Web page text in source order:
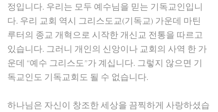
정입니다. 우리는 모두 예수님을 믿는 기독교인입니
다. 우리 교회 역시 그리스도교(기독교) 가운데 마틴
루터의 종교 개혁으로 시작한 개신교 전통을 따르고
있습니다. 그러니 개인의 신앙이나 교회의 사역 한 가
운데 “예수 그리스도”가 계십니다. 그렇지 않으면 기
독교인도 기독교회도 될 수 없습니다.
하나님은 자신이 창조한 세상을 끔찍하게 사랑하셨습